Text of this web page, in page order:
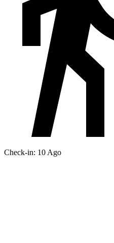
Check-in: 10 Ago